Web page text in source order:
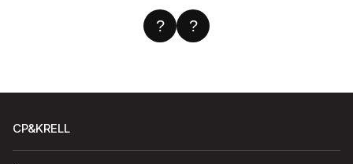
? ?
CP&KRELL